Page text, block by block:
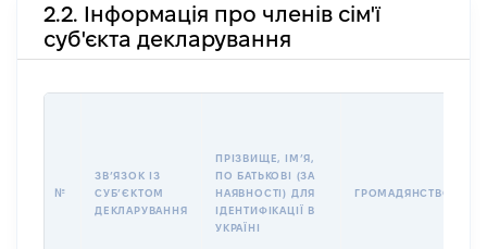
2.2. Інформація про членів сім'ї
суб'єкта декларування
№
ЗВʼЯЗОК ІЗ
СУБʼЄКТОМ
ДЕКЛАРУВАННЯ
ПРІЗВИЩЕ, ІМʼЯ,
ПО БАТЬКОВІ (ЗА
НАЯВНОСТІ) ДЛЯ
ІДЕНТИФІКАЦІЇ В
УКРАЇНІ
ГРОМАДЯНСТВО